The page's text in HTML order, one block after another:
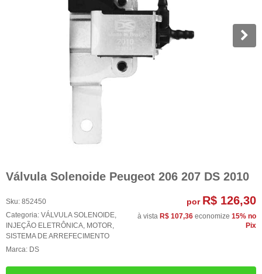
Válvula Solenoide Peugeot 206 207 DS 2010
Sku: 852450
Categoria: VÁLVULA SOLENOIDE,
INJEÇÃO ELETRÔNICA, MOTOR,
SISTEMA DE ARREFECIMENTO
Marca: DS
por R$ 126,30
à vista R$ 107,36 economize 15% no
Pix